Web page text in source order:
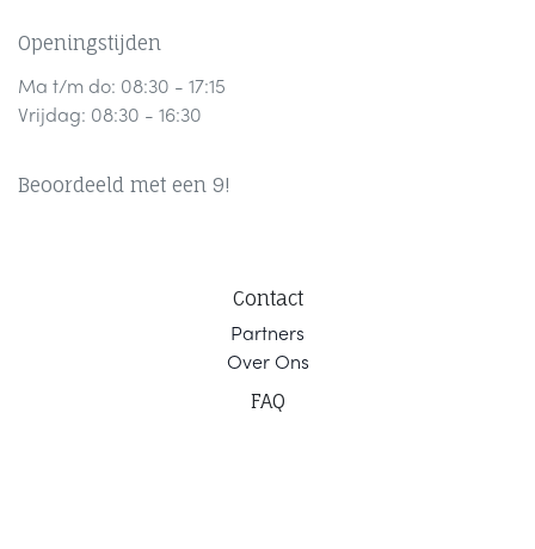
Openingstijden
Ma t/m do: 08:30 - 17:15
Vrijdag: 08:30 - 16:30
Beoordeeld met een 9!
Contact
Partners
Over Ons
FAQ